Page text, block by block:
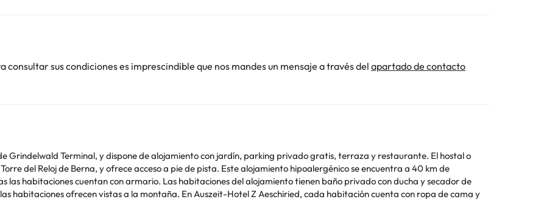
sus condiciones es imprescindible que nos mandes un mensaje a través del apartado de contacto
Grindelwald Terminal, y dispone de alojamiento con jardín, parking privado gratis, terraza y restaurante. El hostal o
del Reloj de Berna, y ofrece acceso a pie de pista. Este alojamiento hipoalergénico se encuentra a 40 km de
habitaciones ofrecen vistas a la montaña. En Auszeit-Hotel Z Aeschiried, cada habitación cuenta con ropa de cama y